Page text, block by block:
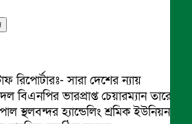
রিপোর্টারঃ- সারা দেশের ন্যায়
বিএনপির ভারপ্রাপ্ত চেয়ারম্যান তারেক
স্থলবন্দর হ্যান্ডেলিং শ্রমিক ইউনিয়ন